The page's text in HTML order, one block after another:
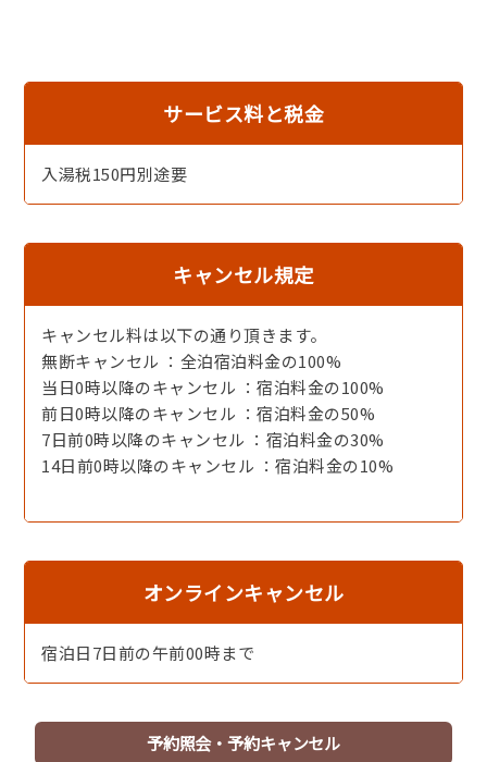
［アップグレード］前菜［一例］
［キャンドルディナー］およそ100本のキャンドルがそこ
サービス料と税金
入湯税150円別途要
キャンセル規定
キャンセル料は以下の通り頂きます。
無断キャンセル ：全泊宿泊料金の100%
当日0時以降のキャンセル ：宿泊料金の100%
前日0時以降のキャンセル ：宿泊料金の50%
7日前0時以降のキャンセル ：宿泊料金の30%
14日前0時以降のキャンセル ：宿泊料金の10%
オンラインキャンセル
宿泊日7日前の午前00時まで
予約照会・予約キャンセル